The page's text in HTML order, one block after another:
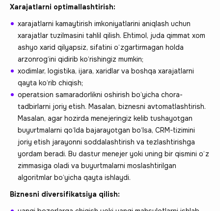
Xarajatlarni optimallashtirish:
xarajatlarni kamaytirish imkoniyatlarini aniqlash uchun
xarajatlar tuzilmasini tahlil qilish. Ehtimol, juda qimmat xom
ashyo xarid qilyapsiz, sifatini o‘zgartirmagan holda
arzonrog‘ini qidirib ko‘rishingiz mumkin;
xodimlar, logistika, ijara, xaridlar va boshqa xarajatlarni
qayta ko‘rib chiqish;
operatsion samaradorlikni oshirish bo‘yicha chora-
tadbirlarni joriy etish. Masalan, biznesni avtomatlashtirish.
Masalan, agar hozirda menejeringiz kelib tushayotgan
buyurtmalarni qo‘lda bajarayotgan bo‘lsa, CRM-tizimini
joriy etish jarayonni soddalashtirish va tezlashtirishga
yordam beradi. Bu dastur menejer yoki uning bir qismini o‘z
zimmasiga oladi va buyurtmalarni moslashtirilgan
algoritmlar bo‘yicha qayta ishlaydi.
Biznesni diversifikatsiya qilish: